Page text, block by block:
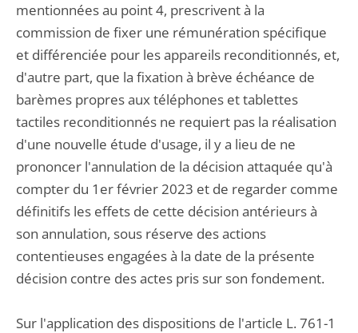
mentionnées au point 4, prescrivent à la
commission de fixer une rémunération spécifique
et différenciée pour les appareils reconditionnés, et,
d'autre part, que la fixation à brève échéance de
barèmes propres aux téléphones et tablettes
tactiles reconditionnés ne requiert pas la réalisation
d'une nouvelle étude d'usage, il y a lieu de ne
prononcer l'annulation de la décision attaquée qu'à
compter du 1er février 2023 et de regarder comme
définitifs les effets de cette décision antérieurs à
son annulation, sous réserve des actions
contentieuses engagées à la date de la présente
décision contre des actes pris sur son fondement.
Sur l'application des dispositions de l'article L. 761-1